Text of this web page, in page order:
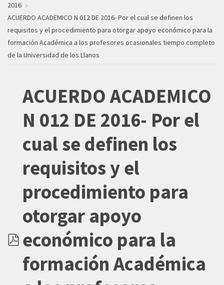
2016
ACUERDO ACADEMICO N 012 DE 2016- Por el cual se definen los
requisitos y el procedimiento para otorgar apoyo económico para la
formación Académica a los profesores ocasionales tiempo completo
de la Universidad de los Llanos
ACUERDO ACADEMICO
N 012 DE 2016- Por el
cual se definen los
requisitos y el
procedimiento para
otorgar apoyo
económico para la
formación Académica